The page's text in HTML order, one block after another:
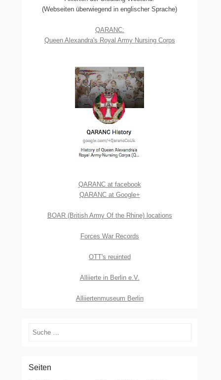
(Webseiten überwiegend in englischer Sprache)
QARANC:
Queen Alexandra's Royal Army Nursing Corps
QARANC at facebook
QARANC at Google+
BOAR (British Army Of the Rhine) locations
Forces War Records
OTT's reuinted
Alliierte in Berlin e.V.
Alliiertenmuseum Berlin
Suchen
Seiten